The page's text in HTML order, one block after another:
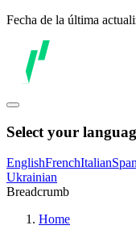
Fecha de la última
Select your
EnglishFrenchItalian
Ukrainian
Breadcrumb
Home